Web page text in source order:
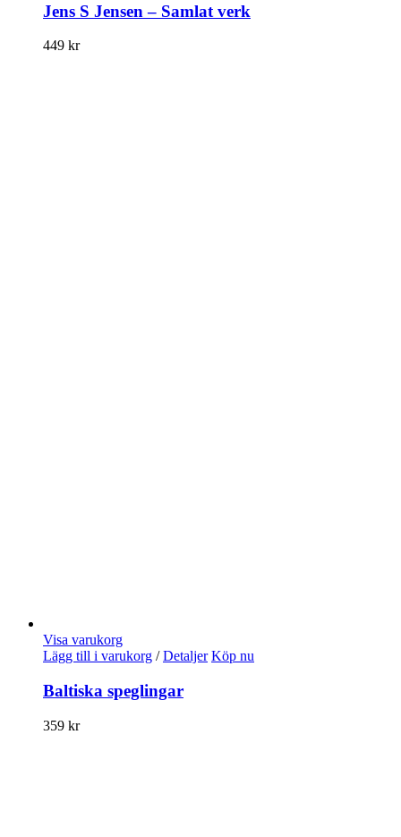
Jens S Jensen – Samlat verk
449 kr
Visa varukorg
Lägg till i varukorg / Detaljer Köp nu
Baltiska speglingar
359 kr